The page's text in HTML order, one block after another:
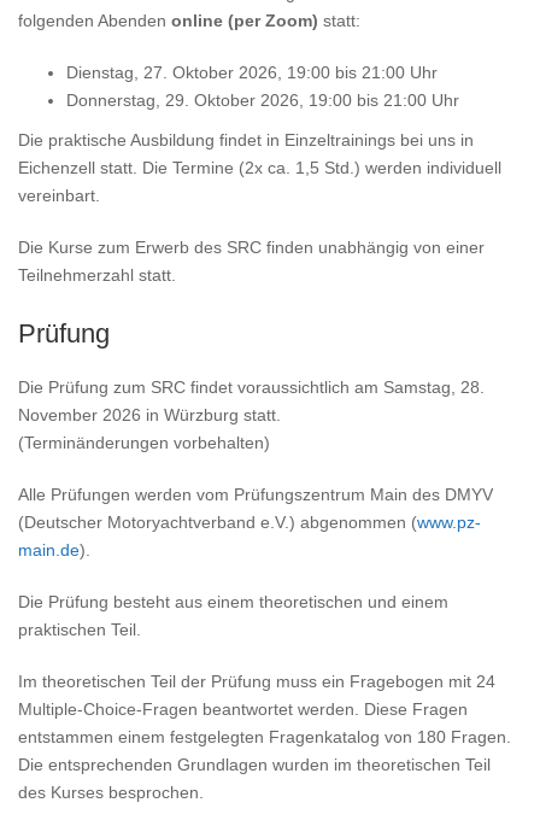
folgenden Abenden online (per Zoom) statt:
Dienstag, 27. Oktober 2026, 19:00 bis 21:00 Uhr
Donnerstag, 29. Oktober 2026, 19:00 bis 21:00 Uhr
Die praktische Ausbildung findet in Einzeltrainings bei uns in
Eichenzell statt. Die Termine (2x ca. 1,5 Std.) werden individuell
vereinbart.
Die Kurse zum Erwerb des SRC finden unabhängig von einer
Teilnehmerzahl statt.
Prüfung
Die Prüfung zum SRC findet voraussichtlich am Samstag, 28.
November 2026 in Würzburg statt.
(Terminänderungen vorbehalten)
Alle Prüfungen werden vom Prüfungszentrum Main des DMYV
(Deutscher Motoryachtverband e.V.) abgenommen (www.pz-
main.de).
Die Prüfung besteht aus einem theoretischen und einem
praktischen Teil.
Im theoretischen Teil der Prüfung muss ein Fragebogen mit 24
Multiple-Choice-Fragen beantwortet werden. Diese Fragen
entstammen einem festgelegten Fragenkatalog von 180 Fragen.
Die entsprechenden Grundlagen wurden im theoretischen Teil
des Kurses besprochen.